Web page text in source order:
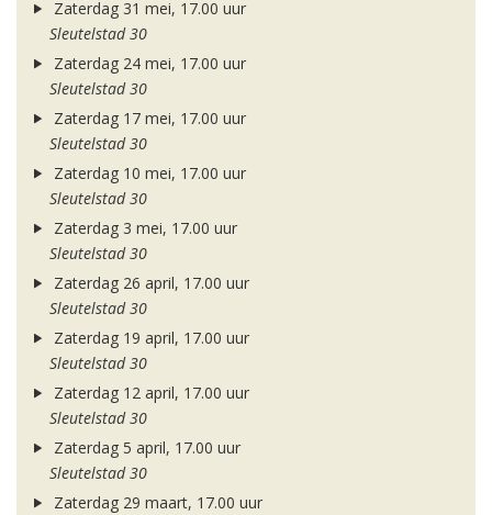
Zaterdag 31 mei, 17.00 uur
Sleutelstad 30
Zaterdag 24 mei, 17.00 uur
Sleutelstad 30
Zaterdag 17 mei, 17.00 uur
Sleutelstad 30
Zaterdag 10 mei, 17.00 uur
Sleutelstad 30
Zaterdag 3 mei, 17.00 uur
Sleutelstad 30
Zaterdag 26 april, 17.00 uur
Sleutelstad 30
Zaterdag 19 april, 17.00 uur
Sleutelstad 30
Zaterdag 12 april, 17.00 uur
Sleutelstad 30
Zaterdag 5 april, 17.00 uur
Sleutelstad 30
Zaterdag 29 maart, 17.00 uur